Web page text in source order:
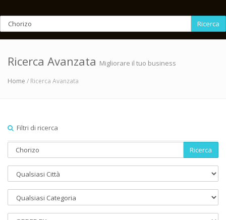
Ricerca
Ricerca Avanzata Migliorare il tuo business
Home / Ricerca Avanzata
Filtri di ricerca
Ricerca